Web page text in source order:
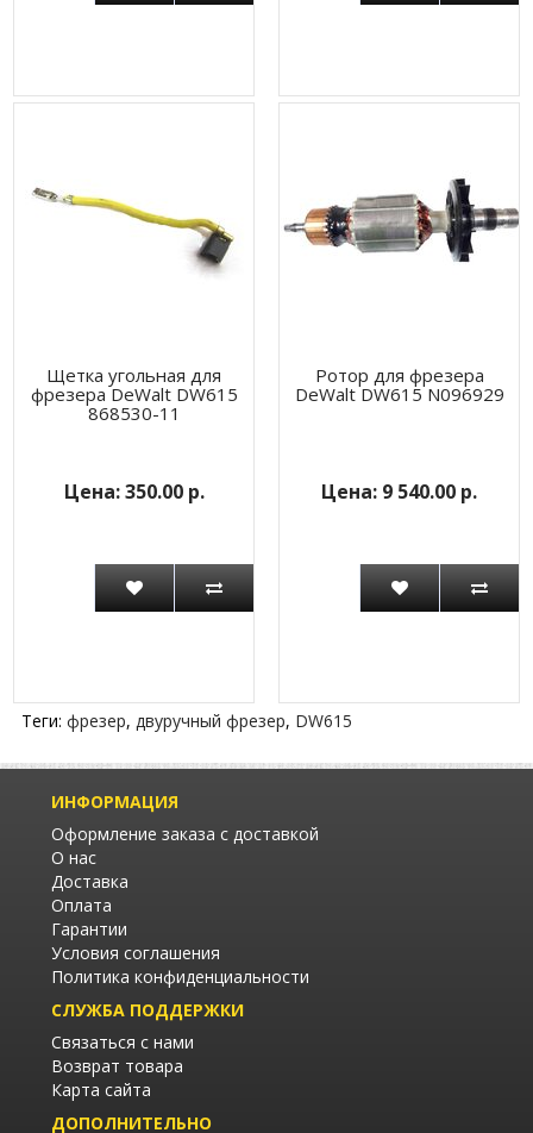
Щетка угольная для
фрезера DeWalt DW615
868530-11
350.00 р.
Ротор для фрезера
DeWalt DW615 N096929
9 540.00 р.
Теги: фрезер, двуручный фрезер, DW615
ИНФОРМАЦИЯ
Оформление заказа с доставкой
О нас
Доставка
Оплата
Гарантии
Условия соглашения
Политика конфиденциальности
СЛУЖБА ПОДДЕРЖКИ
Связаться с нами
Возврат товара
Карта сайта
ДОПОЛНИТЕЛЬНО